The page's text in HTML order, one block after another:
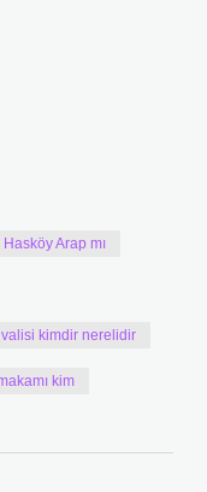
Hasköy Arap mı
valisi kimdir nerelidir
kim